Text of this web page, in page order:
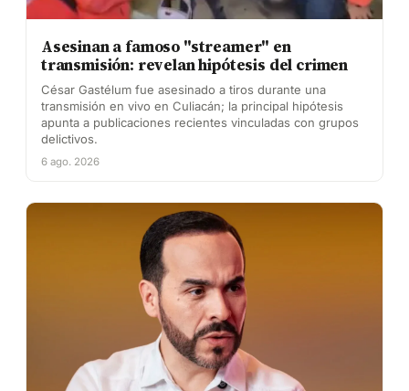
Asesinan a famoso "streamer" en
transmisión: revelan hipótesis del crimen
César Gastélum fue asesinado a tiros durante una
transmisión en vivo en Culiacán; la principal hipótesis
apunta a publicaciones recientes vinculadas con grupos
delictivos.
6 ago. 2026